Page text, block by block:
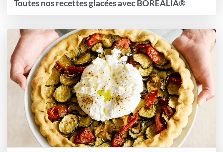
Toutes nos recettes glacées avec BOREALIA®